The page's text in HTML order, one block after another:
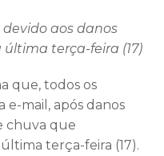
aos danos
terça-feira (17)
que, todos os
e-mail, após danos
chuva que
terça-feira (17).